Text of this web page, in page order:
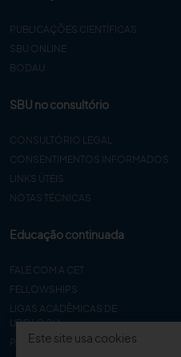
PUBLICAÇÕES CIENTÍFICAS
SBU ONLINE
BODAU
SBU no consultório
CONSULTÓRIO LEGAL
CONSENTIMENTOS INFORMADOS
LINKS ÚTEIS
NOTAS TÉCNICAS
Educação continuada
FALE COM A CET
FELLOWSHIPS
LIGAS ACADÊMICAS DE
UROLOGIA
PAPEREste site usa cookies